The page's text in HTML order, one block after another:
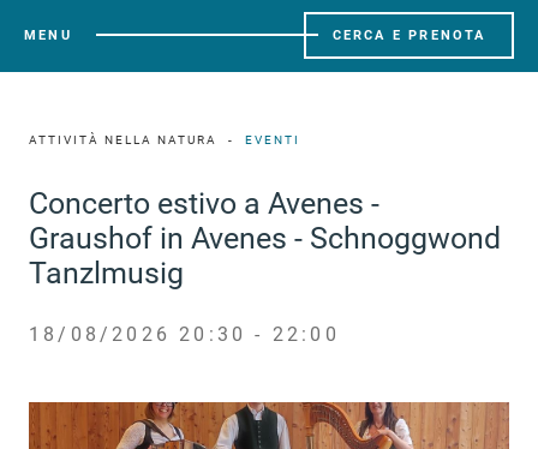
MENU CERCA E PRENOTA
ATTIVITÀ NELLA NATURA EVENTI
Concerto estivo a Avenes -
Graushof in Avenes - Schnoggwond
Tanzlmusig
18/08/2026 20:30 - 22:00